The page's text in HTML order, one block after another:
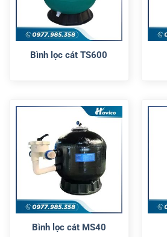
Bình lọc cát TS600
Bình lọc cát MS40